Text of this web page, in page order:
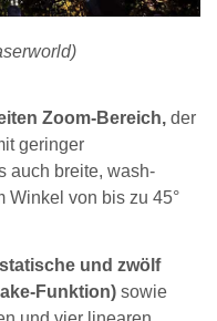
Zoom-Bereich, der
geringer
auch breite, wash-
Winkel von bis zu 45°
und zwölf
Funktion) sowie